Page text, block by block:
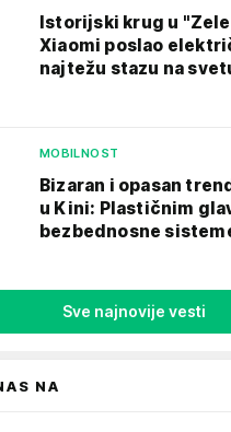
Istorijski krug u
Xiaomi poslao
najtežu stazu na
MOBILNOST
Bizaran i opasan
u Kini: Plastičnim
bezbednosne
Sve najnovije vesti
NA